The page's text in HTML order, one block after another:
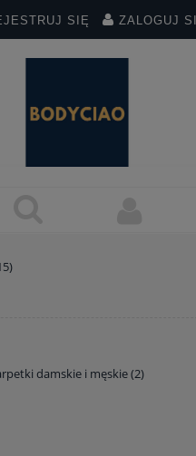
SIĘ ZALOGUJ
damskie i męskie(2)